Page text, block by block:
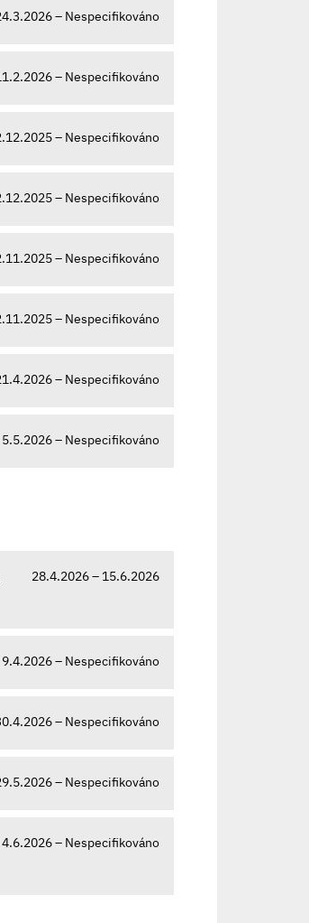
– Nespecifikováno
– Nespecifikováno
– Nespecifikováno
– Nespecifikováno
– Nespecifikováno
– Nespecifikováno
– Nespecifikováno
5.5.2026 – Nespecifikováno
28.4.2026 – 15.6.2026
9.4.2026 – Nespecifikováno
– Nespecifikováno
– Nespecifikováno
4.6.2026 – Nespecifikováno